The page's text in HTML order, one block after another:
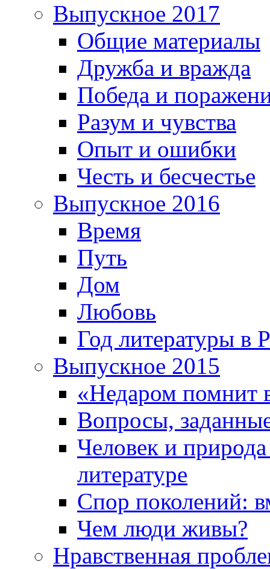
Выпускное 2017
Общие материалы
Дружба и вражда
Победа и
Разум и чувства
Опыт и ошибки
Честь и бесчестье
Выпускное 2016
Время
Путь
Дом
Любовь
Год литературы в
Выпускное 2015
«Недаром помнит
Вопросы,
Человек и
литературе
Спор поколений:
Чем люди живы?
Нравственная